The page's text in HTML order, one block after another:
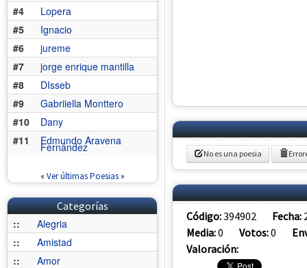
#4
Lopera
#5
Ignacio
#6
jureme
#7
jorge enrique mantilla
#8
DIsseb
#9
Gabriiella Monttero
#10
Dany
#11
Edmundo Aravena
Fernández
« Ver últimas Poesias»
Categorías
::
Alegria
::
Amistad
::
Amor
No es una poesia
Código:394902 Fecha:
Media:0 Votos:0
Valoración: